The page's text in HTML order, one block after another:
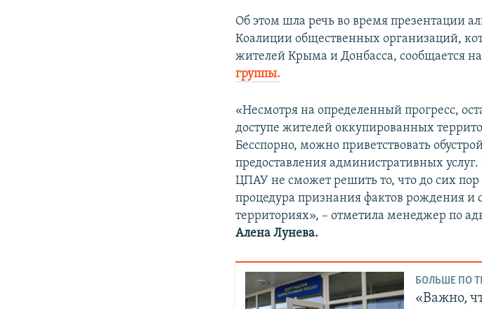
Об этом шла речь во время презентации
Коалиции общественных организаций,
жителей Крыма и Донбасса, сообщается
группы.
«Несмотря на определенный прогресс,
доступе жителей оккупированных
Бесспорно, можно приветствовать
предоставления административных
ЦПАУ не сможет решить то, что до сих пор
процедура признания фактов рождения
территориях», – отметила менеджер по
Алена Лунева.
БОЛЬШЕ ПО
«Важно,